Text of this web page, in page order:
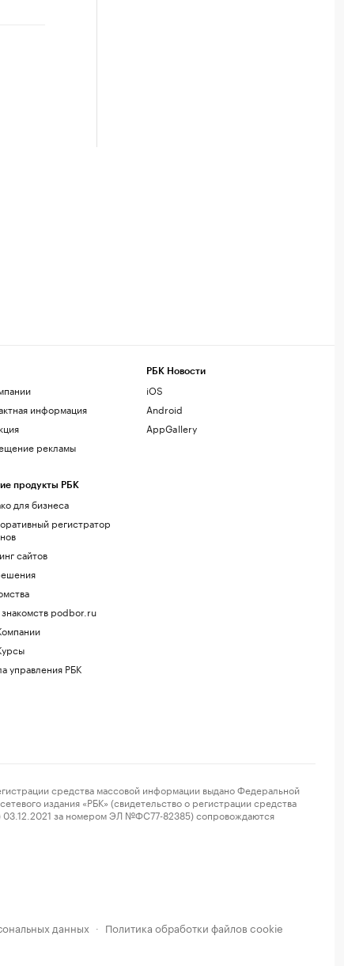
информация
рекламы
продукты РБК
для бизнеса
регистратор
сайтов
podbor.ru
управления РБК
РБК Новости
iOS
Android
AppGallery
средства массовой информации выдано Федеральной
издания «РБК» (свидетельство о регистрации средства
03.12.2021 за номером ЭЛ №ФС77-82385) сопровождаются
данных · Политика обработки файлов cookie